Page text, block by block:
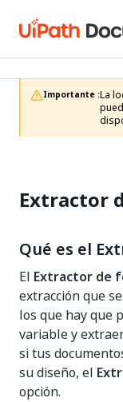
Importante :La
Extractor
Qué es el
El Extractor de
extracción que
los que hay que
variable y
si tus
su diseño, el
opción.